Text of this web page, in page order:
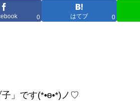
0 はてブ 0
」です(*•ө•*)ノ♡